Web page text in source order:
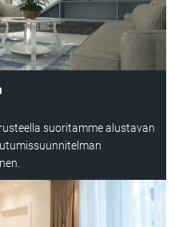
suoritamme alustavan